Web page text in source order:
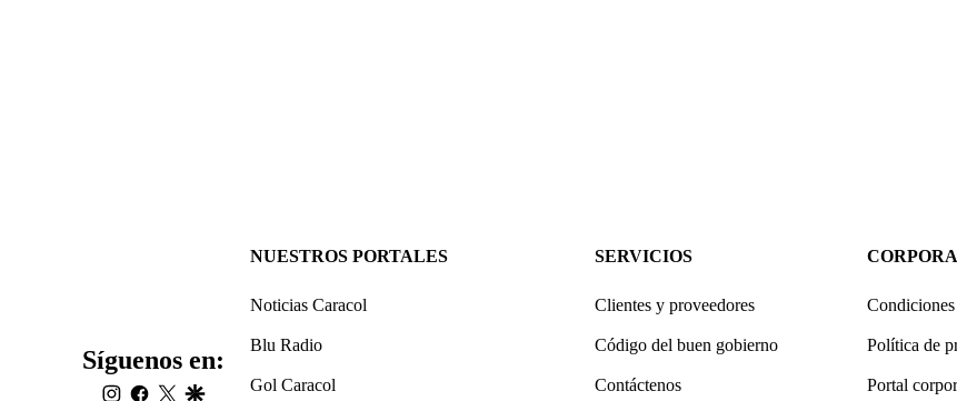
Síguenos en:
instagram
facebook
twittergoogle
NUESTROS PORTALES
Noticias Caracol
Blu Radio
Gol Caracol
SERVICIOS
Clientes y proveedores
Código del buen gobierno
Contáctenos
Condiciones
Política de
Portal